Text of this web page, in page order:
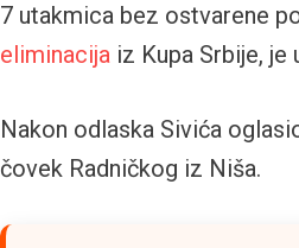
7 utakmica bez ostvarene
eliminacija iz Kupa Srbije, je
Nakon odlaska Sivića
čovek Radničkog iz Niša.